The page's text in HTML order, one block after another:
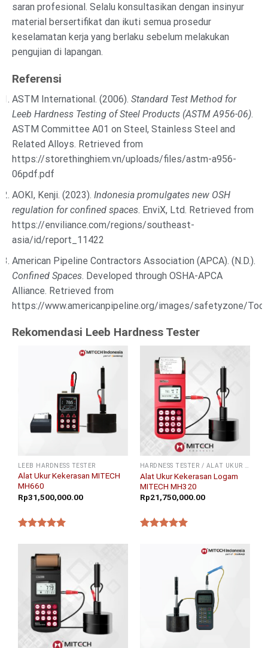
saran profesional. Selalu konsultasikan dengan insinyur
material bersertifikat dan ikuti semua prosedur
keselamatan kerja yang berlaku sebelum melakukan
pengujian di lapangan.
Referensi
ASTM International. (2006). Standard Test Method for
Leeb Hardness Testing of Steel Products (ASTM A956-06).
ASTM Committee A01 on Steel, Stainless Steel and
Related Alloys. Retrieved from
https://storethinghiem.vn/uploads/files/astm-a956-
06pdf.pdf
AOKI, Kenji. (2023). Indonesia promulgates new OSH
regulation for confined spaces. EnviX, Ltd. Retrieved from
https://enviliance.com/regions/southeast-
asia/id/report_11422
American Pipeline Contractors Association (APCA). (N.D.).
Confined Spaces. Developed through OSHA-APCA
Alliance. Retrieved from
https://www.americanpipeline.org/images/safetyzone/
Rekomendasi Leeb Hardness Tester
LEEB HARDNESS TESTER
Alat Ukur Kekerasan MITECH
MH660
Rp31,500,000.00
Alat Ukur Kekerasan Logam
MITECH MH320
Rp21,750,000.00